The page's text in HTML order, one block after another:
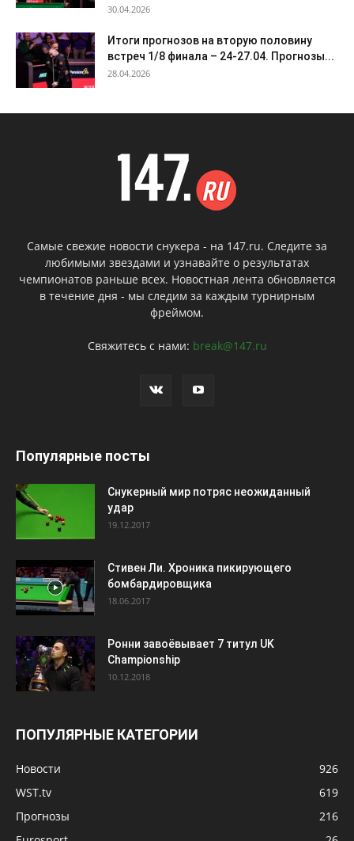
30.04.2026
Итоги прогнозов на вторую половину
встреч 1/8 финала – 24-27.04. Прогнозы...
28.04.2026
Самые свежие новости снукера - на 147.ru. Следите за
любимыми звездами и узнавайте о результатах
чемпионатов раньше всех. Новостная лента обновляется
в течение дня - мы следим за каждым турнирным
фреймом.
Свяжитесь с нами: break@147.ru
Популярные посты
Снукерный мир потряс неожиданный
удар
19.12.2017
Стивен Ли. Хроника пикирующего
бомбардировщика
18.06.2017
Ронни завоёвывает 7 титул UK
Championship
10.12.2018
ПОПУЛЯРНЫЕ КАТЕГОРИИ
Новости
926
WST.tv
619
Прогнозы
216